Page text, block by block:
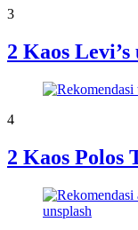
3
2 Kaos
4
2 Kaos Polos